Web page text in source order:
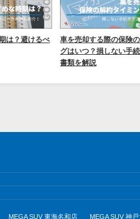
は？避けるべ
車を売却する際の保険
グはいつ？損しない手
書類を解説
MEGA SUV 東海名和店 MEGA SUV 神